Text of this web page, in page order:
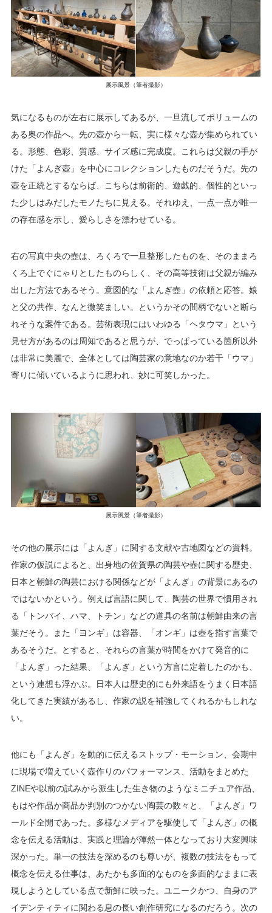
展示風景（筆者撮影）
気になるものが左右に展示してあるが、一旦流してボリュームの
ある奥の作品へ。先の壺から一転、実に様々な壺が集められてい
る。形態、色彩、質感、サイズ感に完成度。これらは父親の手が
けた「よんぎ壺」を中心にコレクションしたものだそうだ。先の
壺を正統とするならば、こちらは前衛的、遊戯的、個性的といっ
た少しはみだしたモノたちに見える。それゆえ、一点一点が唯一
の存在感を示し、愛らしさを漂わせている。
右の写真中央の壺は、ろくろで一旦整形したものを、そのままろ
くろ上でぐにゃりとしたものらしく、その高等技術は父親が編み
出した方法であるそう。意図的な「よんぎ壺」の依頼と応答。娘
と父の共作、なんと微笑ましい。というかその間柄でないと断ら
れそうな案件である。芸術表現にはいわゆる「ヘタウマ」という
見せ方があるのは周知であると思うが、でっぱっている箇所以外
は非常に美麗で、全体としては陶芸家の意地なのか若干「ウマ」
寄りに傾いているように思われ、妙に可笑しかった。
展示風景（筆者撮影）
その他の展示には「よんぎ」に関する文献や古地図などの資料。
作家の仮説によると、出身地の佐賀県の陶芸や壺に関する歴史、
日本と朝鮮の陶芸における関係などが「よんぎ」の背景にあるの
ではないかという。例えば言語に関して、陶芸の世界で慣用され
る「トンバイ、ハマ、トチン」などの道具の名前は朝鮮由来の言
葉だそう。また「ヨンギ」は容器、「オンギ」は壺を指す言葉で
あるそうだ。とすると、それらの言葉が時間をかけて発音的に
「よんぎ」った結果、「よんぎ」という方言に定着したのかも、
という連想も浮かぶ。日本人は歴史的にも外来語をうまく日本語
化してきた実績があるし、作家の説を補強してくれるかもしれな
い。
他にも「よんぎ」を動的に伝えるストップ・モーション、会期中
に現場で増えていく壺作りのパフォーマンス、活動をまとめた
ZINEや以前の試みから派生した生き物のようなミニチュア作品、
もはや作品か商品か判別のつかない陶芸の数々と、「よんぎ」ワ
ールド全開であった。多様なメディアを駆使して「よんぎ」の概
念を伝える活動は、実践と理論が渾然一体となっており大変興味
深かった。単一の技法を深めるのも尊いが、複数の技法をもって
概念を伝える仕事は、あたかも多面的なものを多面的なままに表
現しようとしている点で新鮮に映った。ユニークかつ、自身のア
イデンティティに関わる息の長い創作研究になるのだろう。次の